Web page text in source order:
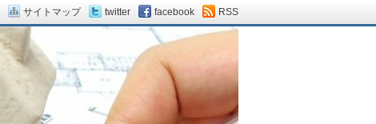
サイトマップ twitter facebook RSS